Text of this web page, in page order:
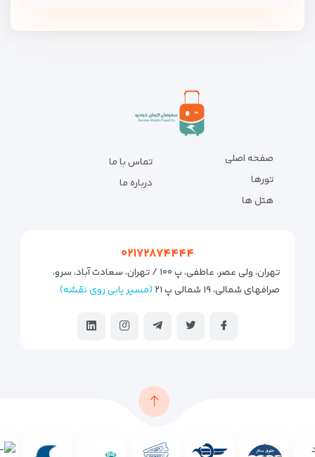
صفحه اصلی
تورها
هتل ها
تماس با ما
درباره ما
۰۲۱۷۲۸۷۴۴۴۴
تهران، ولی عصر، عاطفی، پ ۱۰۰ / تهران، سعادت آباد، سرو،
صرافهای شمالی، ۱۹ شمالی پ ۲۱
(مسیر یابی روی نقشه)